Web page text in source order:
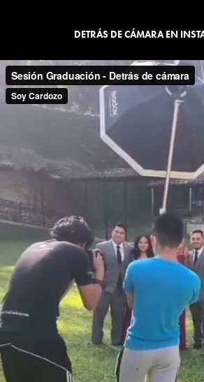
DETRÁS DE CÁMARA EN